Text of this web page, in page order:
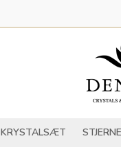
KRYSTALSÆT